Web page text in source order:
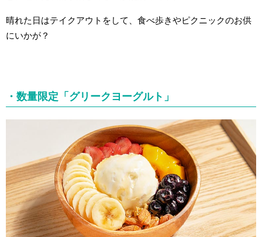
晴れた日はテイクアウトをして、食べ歩きやピクニックのお供
にいかが？
・数量限定「グリークヨーグルト」